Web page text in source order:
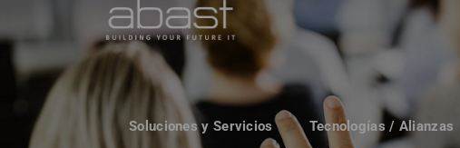
Soluciones y Servicios Tecnologías / Alianzas